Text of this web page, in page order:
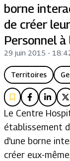
borne
de créer
Personnel
29 juin 2015 -
Territoires
Le Centre
établissement
d'une borne
créer eux-